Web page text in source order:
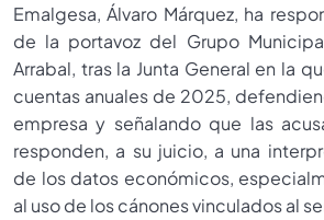
Emalgesa, Álvaro Márquez, ha
de la portavoz del Grupo
Arrabal, tras la Junta General en la
cuentas anuales de 2025,
empresa y señalando que las
responden, a su juicio, a una
de los datos económicos,
al uso de los cánones vinculados al